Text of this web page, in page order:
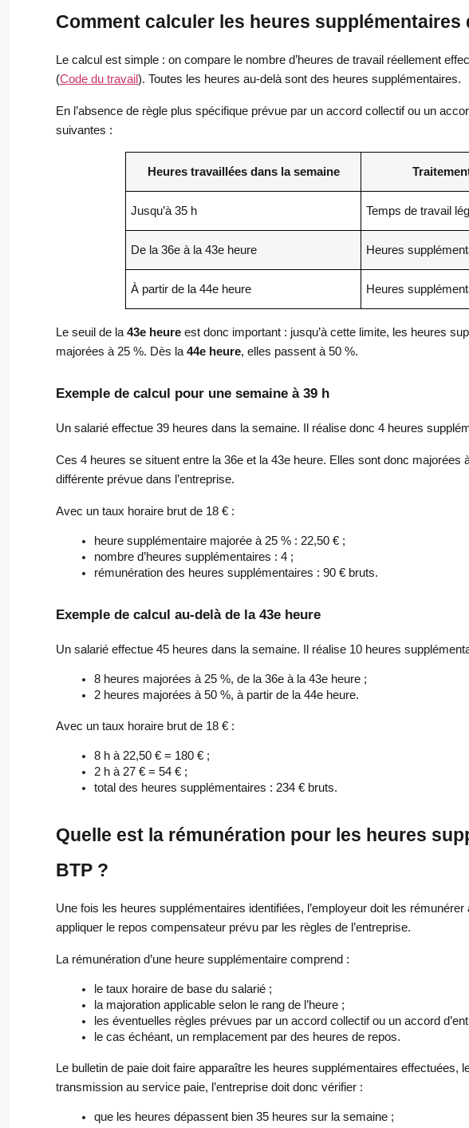
Comment calculer les heures supplémentaires
Le calcul est simple : on compare le nombre d’heures de travail réellement
(Code du travail). Toutes les heures au-delà sont des heures supplémentaires.
En l’absence de règle plus spécifique prévue par un accord collectif ou un
suivantes :
Heures travaillées dans la semaine
Jusqu’à 35 h Temps de travail
De la 36e à la 43e heure Heures
À partir de la 44e heure Heures
Le seuil de la 43e heure est donc important : jusqu’à cette limite, les heures
majorées à 25 %. Dès la 44e heure, elles passent à 50 %.
Exemple de calcul pour une semaine à 39 h
Un salarié effectue 39 heures dans la semaine. Il réalise donc 4 heures
Ces 4 heures se situent entre la 36e et la 43e heure. Elles sont donc majorées
différente prévue dans l’entreprise.
Avec un taux horaire brut de 18 € :
heure supplémentaire majorée à 25 % : 22,50 € ;
nombre d’heures supplémentaires : 4 ;
rémunération des heures supplémentaires : 90 € bruts.
Exemple de calcul au-delà de la 43e heure
Un salarié effectue 45 heures dans la semaine. Il réalise 10 heures
8 heures majorées à 25 %, de la 36e à la 43e heure ;
2 heures majorées à 50 %, à partir de la 44e heure.
Avec un taux horaire brut de 18 € :
8 h à 22,50 € = 180 € ;
2 h à 27 € = 54 € ;
total des heures supplémentaires : 234 € bruts.
Quelle est la rémunération pour les heures
BTP ?
Une fois les heures supplémentaires identifiées, l’employeur doit les
appliquer le repos compensateur prévu par les règles de l’entreprise.
La rémunération d’une heure supplémentaire comprend :
le taux horaire de base du salarié ;
la majoration applicable selon le rang de l’heure ;
les éventuelles règles prévues par un accord collectif ou un accord
le cas échéant, un remplacement par des heures de repos.
Le bulletin de paie doit faire apparaître les heures supplémentaires effectuées,
transmission au service paie, l’entreprise doit donc vérifier :
que les heures dépassent bien 35 heures sur la semaine ;